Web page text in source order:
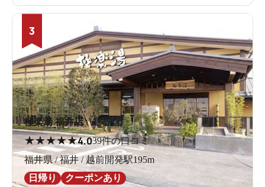
3
極楽湯 福井店
★★★★★4.039件の口コミ
福井県 / 福井 / 越前開発駅195m
日帰り
クーポンあり